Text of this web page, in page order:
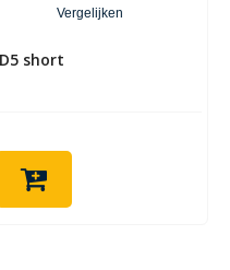
Vergelijken
short